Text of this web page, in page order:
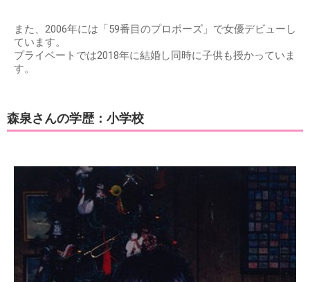
また、2006年には「59番目のプロポーズ」で女優デビューし
ています。
プライベートでは2018年に結婚し同時に子供も授かっていま
す。
森泉さんの学歴：小学校